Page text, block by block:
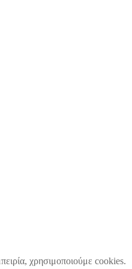
χρησιμοποιούμε cookies.